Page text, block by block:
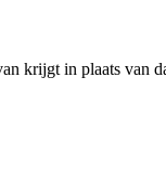
krijgt in plaats van